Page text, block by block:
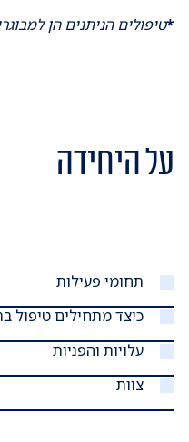
*טיפולים הניתנים הן
על היחידה
תחומי פעילות
כיצד מתחילים טיפול
עלויות והפניות
צוות